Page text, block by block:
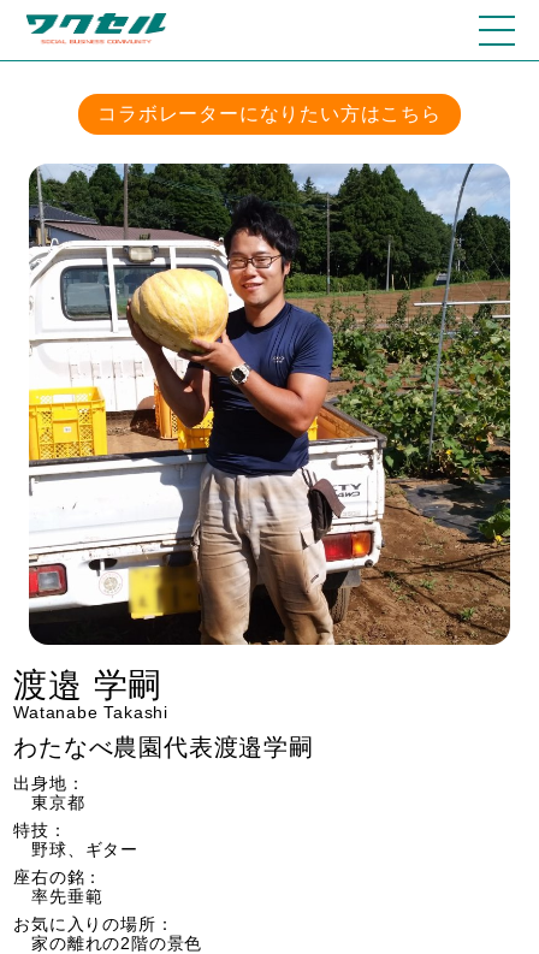
コラボレーターになりたい方はこちら
渡邉 学嗣
Watanabe Takashi
わたなべ農園代表渡邉学嗣
出身地：
東京都
特技：
野球、ギター
座右の銘：
率先垂範
お気に入りの場所：
家の離れの2階の景色